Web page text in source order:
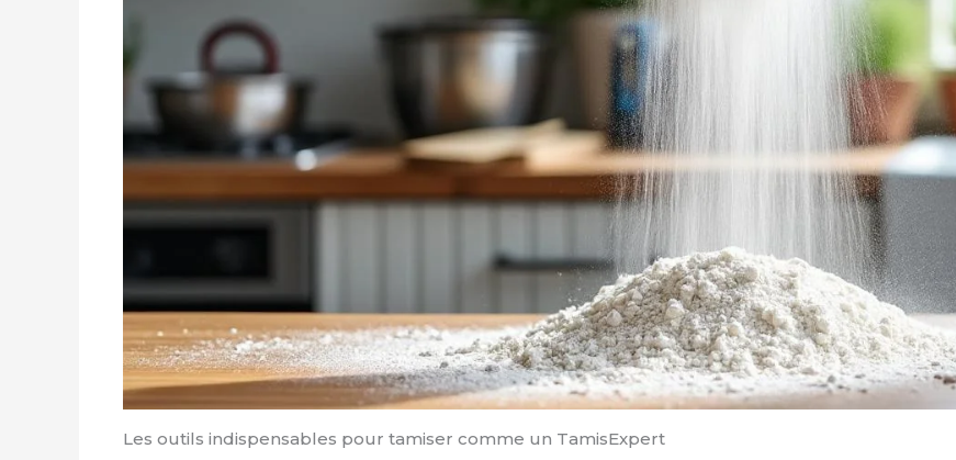
Les outils indispensables pour tamiser comme un TamisExpert